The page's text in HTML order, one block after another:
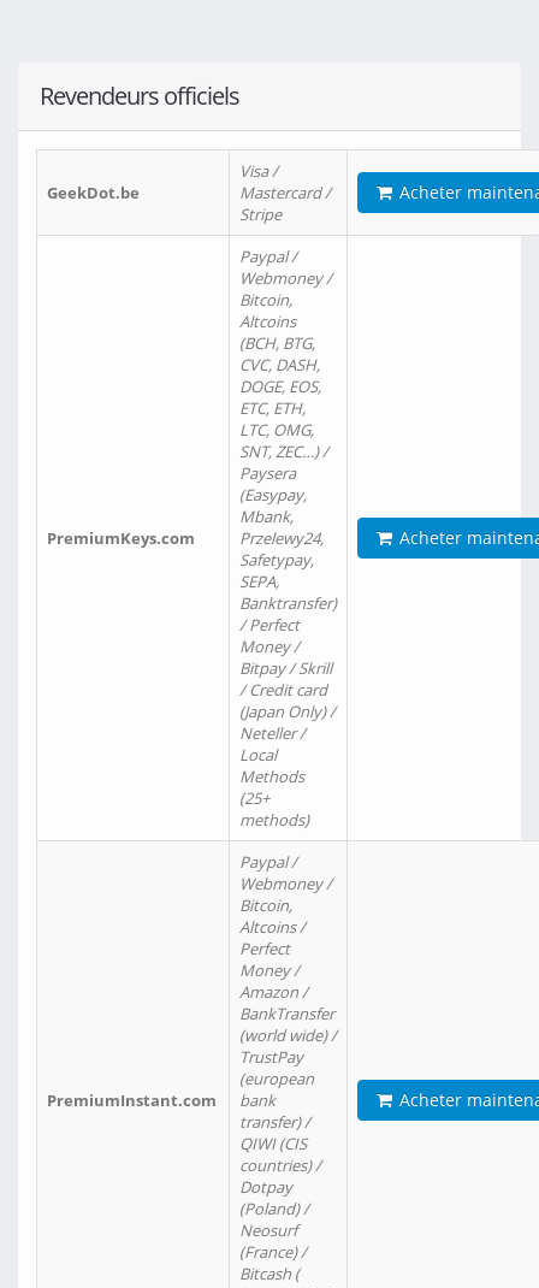
Revendeurs officiels
GeekDot.be
Visa /
Mastercard /
Stripe
Acheter
PremiumKeys.com
Paypal /
Webmoney /
Bitcoin,
Altcoins
(BCH, BTG,
CVC, DASH,
DOGE, EOS,
ETC, ETH,
LTC, OMG,
SNT, ZEC…) /
Paysera
(Easypay,
Mbank,
Przelewy24,
Safetypay,
SEPA,
Banktransfer)
/ Perfect
Money /
Bitpay / Skrill
/ Credit card
(Japan Only) /
Neteller /
Local
Methods
(25+
methods)
Acheter
PremiumInstant.com
Paypal /
Webmoney /
Bitcoin,
Altcoins /
Perfect
Money /
Amazon /
BankTransfer
(world wide) /
TrustPay
(european
bank
transfer) /
QIWI (CIS
countries) /
Dotpay
(Poland) /
Neosurf
(France) /
Bitcash (
Acheter